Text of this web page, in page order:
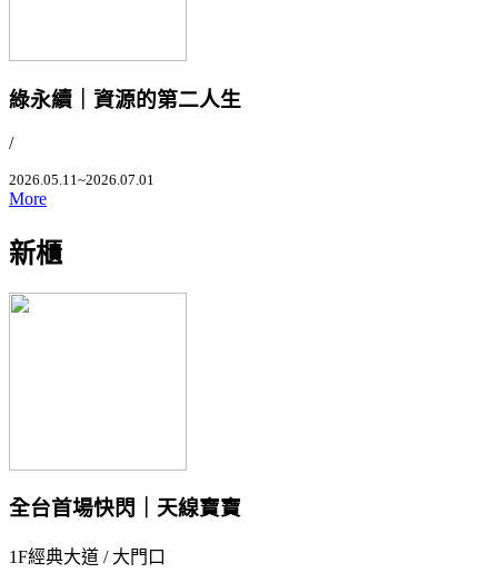
綠永續｜資源的第二人生
/
2026.05.11~2026.07.01
More
新櫃
全台首場快閃｜天線寶寶
1F經典大道 / 大門口